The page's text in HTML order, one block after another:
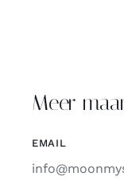
Meer
EMAIL